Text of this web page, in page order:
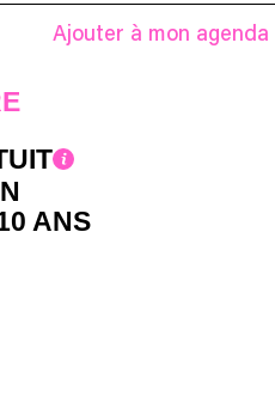
Ajouter à mon agenda
ANS